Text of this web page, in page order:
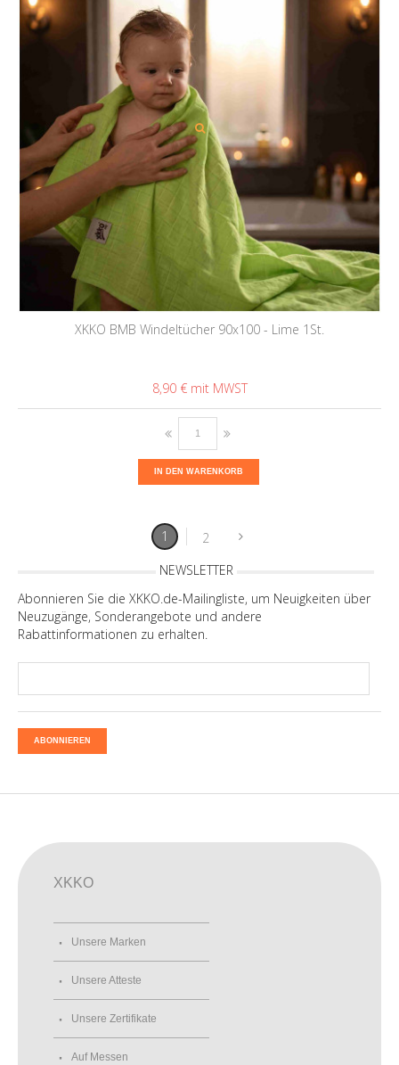
XKKO BMB Windeltücher 90x100 - Lime 1St.
8,90 €
IN DEN WARENKORB
1
2
NEWSLETTER
Abonnieren Sie die XKKO.de-Mailingliste, um Neuigkeiten über
Neuzugänge, Sonderangebote und andere
Rabattinformationen zu erhalten.
ABONNIEREN
XKKO
Unsere Marken
Unsere Atteste
Unsere Zertifikate
Auf Messen